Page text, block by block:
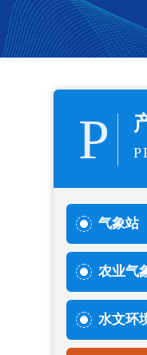
P
气象站
农业气
水文环